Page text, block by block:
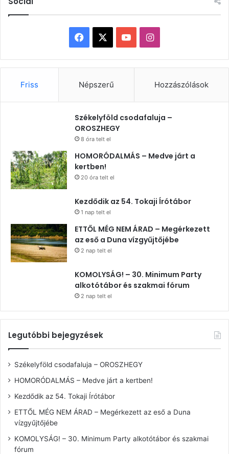
Facebook YouTubeInstagram
Friss Népszerű Hozzászólások
Székelyföld csodafaluja –
OROSZHEGY
8 óra telt el
HOMORÓDALMÁS – Medve járt a
kertben!
20 óra telt el
Kezdődik az 54. Tokaji Írótábor
1 nap telt el
ETTŐL MÉG NEM ÁRAD – Megérkezett
az eső a Duna vízgyűjtőjébe
2 nap telt el
KOMOLYSÁG! – 30. Minimum Party
alkotótábor és szakmai fórum
2 nap telt el
Legutóbbi bejegyzések
Székelyföld csodafaluja – OROSZHEGY
HOMORÓDALMÁS – Medve járt a kertben!
Kezdődik az 54. Tokaji Írótábor
ETTŐL MÉG NEM ÁRAD – Megérkezett az eső a Duna
vízgyűjtőjébe
KOMOLYSÁG! – 30. Minimum Party alkotótábor és szakmai
fórum